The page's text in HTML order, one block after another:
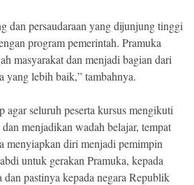
dan persaudaraan yang dijunjung tinggi
program pemerintah. Pramuka
masyarakat dan menjadi bagian dari
yang lebih baik,” tambahnya.
agar seluruh peserta kursus mengikuti
menjadikan wadah belajar, tempat
menyiapkan diri menjadi pemimpin
untuk gerakan Pramuka, kepada
dan pastinya kepada negara Republik